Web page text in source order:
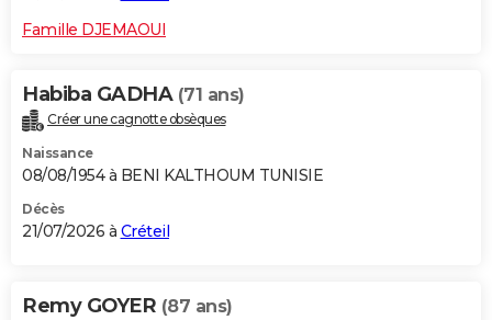
Famille DJEMAOUI
Habiba GADHA (71 ans)
Créer une cagnotte obsèques
Naissance
08/08/1954 à BENI KALTHOUM TUNISIE
Décès
21/07/2026 à Créteil
Remy GOYER (87 ans)